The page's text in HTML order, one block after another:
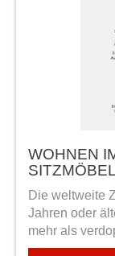
WOHNEN
Die weltweite
Jahren oder
mehr als